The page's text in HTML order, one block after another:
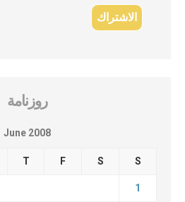
روزنامة
June 2008
T F S S
1